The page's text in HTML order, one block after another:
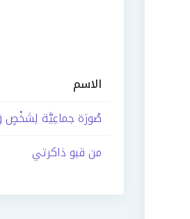
الاسم
صُورَة جماعِيَّة لِشَخْصٍ
من قبو ذاكرتي